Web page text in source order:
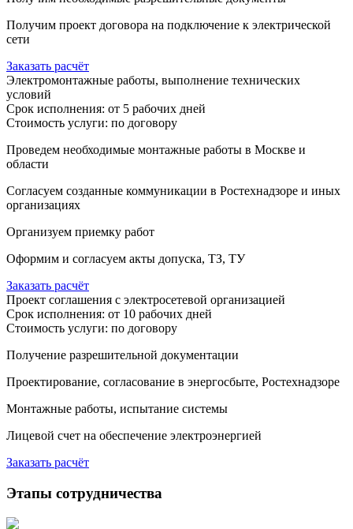
Получим проект договора на подключение к электрической
сети
Заказать расчёт
Электромонтажные работы, выполнение технических
условий
Срок исполнения: от 5 рабочих дней
Стоимость услуги: по договору
Проведем необходимые монтажные работы в Москве и
области
Согласуем созданные коммуникации в Ростехнадзоре и иных
организациях
Организуем приемку работ
Оформим и согласуем акты допуска, ТЗ, ТУ
Заказать расчёт
Проект соглашения с электросетевой организацией
Срок исполнения: от 10 рабочих дней
Стоимость услуги: по договору
Получение разрешительной документации
Проектирование, согласование в энергосбыте, Ростехнадзоре
Монтажные работы, испытание системы
Лицевой счет на обеспечение электроэнергией
Заказать расчёт
Этапы сотрудничества